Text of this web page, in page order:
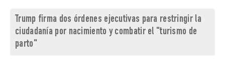
Trump firma dos órdenes ejecutivas para restringir la
ciudadanía por nacimiento y combatir el "turismo de
parto"